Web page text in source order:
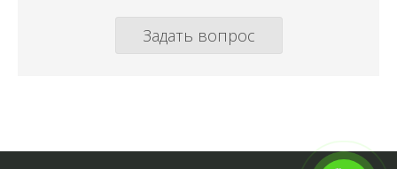
Задать вопрос